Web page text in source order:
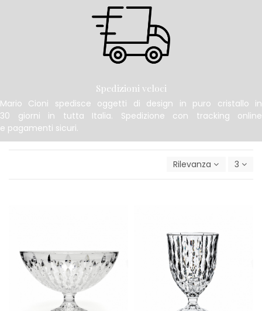
Spedizioni veloci
Mario Cioni spedisce oggetti di design in puro cristallo in
30 giorni in tutta Italia. Spedizione con tracking online
e pagamenti sicuri.
Rilevanza 3